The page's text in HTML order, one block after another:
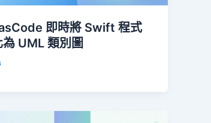
即時將 Swift 程式
UML 類別圖